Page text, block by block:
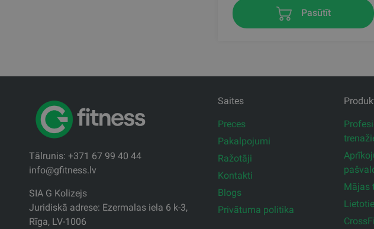
Pasūtīt
Tālrunis: +371 67 99 40 44
info@gfitness.lv
SIA G Kolizejs
Juridiskā adrese: Ezermalas iela 6 k-3,
Rīga, LV-1006
Saites
Preces
Pakalpojumi
Ražotāji
Kontakti
Blogs
Privātuma politika
Mājas